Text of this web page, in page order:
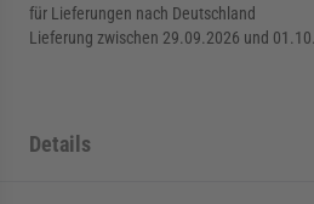
für Lieferungen nach Deutschland
Lieferung zwischen 29.09.2026 und
Details